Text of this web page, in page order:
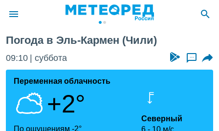
о
Погода в Эль-Кармен (Чили)
09:10 суббота ...
Переменная облачность
+2°
По ощущениям -2°
Северный
6
10 м/с